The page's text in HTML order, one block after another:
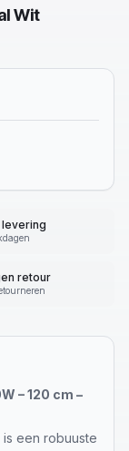
Wit
retour
– 120 cm –
is een robuuste